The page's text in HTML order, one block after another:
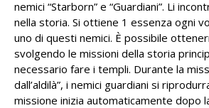
nemici “Starborn” e “Guardiani”. Li
nella storia. Si ottiene 1 essenza ogni
uno di questi nemici. È possibile
svolgendo le missioni della storia
necessario fare i templi. Durante la
dall’aldilà”, i nemici guardiani si
missione inizia automaticamente dopo